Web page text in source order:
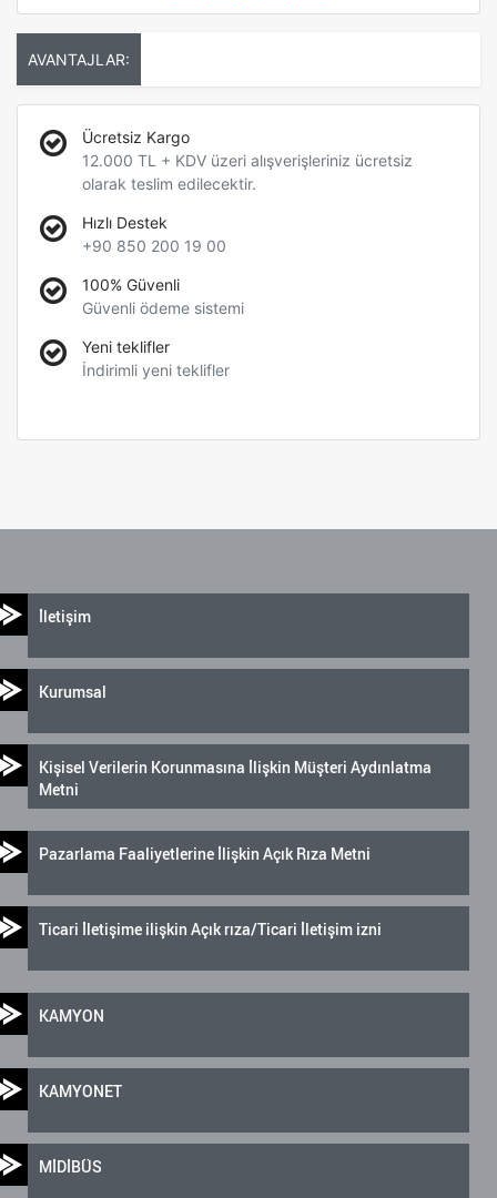
AVANTAJLAR:
Ücretsiz Kargo
12.000 TL + KDV üzeri alışverişleriniz ücretsiz
olarak teslim edilecektir.
Hızlı Destek
+90 850 200 19 00
100% Güvenli
Güvenli ödeme sistemi
Yeni teklifler
İndirimli yeni teklifler
İletişim
Kurumsal
Kişisel Verilerin Korunmasına İlişkin Müşteri Aydınlatma
Metni
Pazarlama Faaliyetlerine İlişkin Açık Rıza Metni
Ticari İletişime ilişkin Açık rıza/Ticari İletişim izni
KAMYON
KAMYONET
MİDİBÜS